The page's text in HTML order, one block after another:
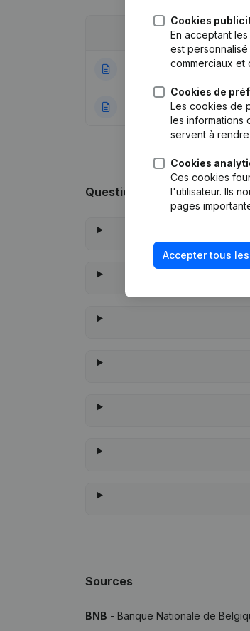
22-01-2024
26-06-2018
Questions fréquemment
Sources
BNB - Banque Nationale de
Cookies
En acceptant
est
commerciaux et
Cookies de
Les cookies de
les informations
servent à
Cookies
Ces cookies
l'utilisateur. Ils
pages
Accepter tous